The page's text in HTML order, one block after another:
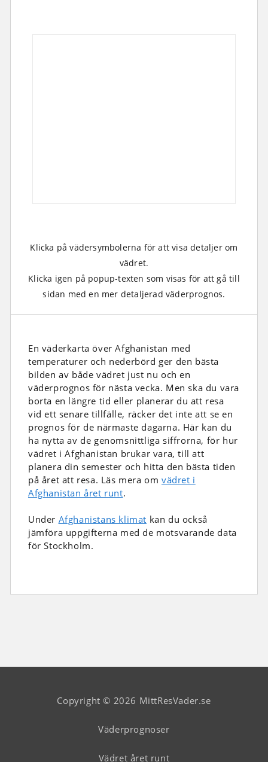
Klicka på vädersymbolerna för att visa detaljer om
vädret.
Klicka igen på popup-texten som visas för att gå till
sidan med en mer detaljerad väderprognos.
En väderkarta över Afghanistan med
temperaturer och nederbörd ger den bästa
bilden av både vädret just nu och en
väderprognos för nästa vecka. Men ska du vara
borta en längre tid eller planerar du att resa
vid ett senare tillfälle, räcker det inte att se en
prognos för de närmaste dagarna. Här kan du
ha nytta av de genomsnittliga siffrorna, för hur
vädret i Afghanistan brukar vara, till att
planera din semester och hitta den bästa tiden
på året att resa. Läs mera om vädret i
Afghanistan året runt.
Under Afghanistans klimat kan du också
jämföra uppgifterna med de motsvarande data
för Stockholm.
Copyright © 2026 MittResVader.se
Väderprognoser
Vädret året runt